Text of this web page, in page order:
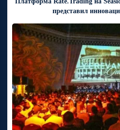
представил